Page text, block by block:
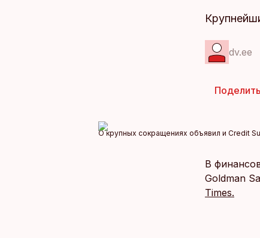
dv.ee
О крупных сокращениях объявил и Credit
В
Goldman
Times.